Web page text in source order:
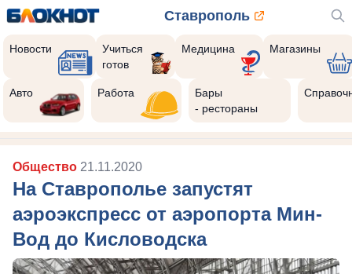
Ставрополь
Новости
Учиться
готов
Медицина Магазины
Авто Работа
Бары
- рестораны
Общество 21.11.2020
На Ставрополье запустят
аэроэкспресс от аэропорта Мин-
Вод до Кисловодска